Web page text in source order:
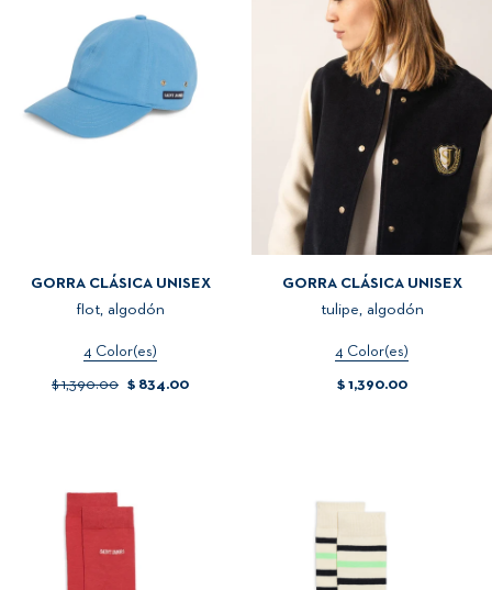
GORRA CLÁSICA UNISEX
flot, algodón
4 Color(es)
$ 1,390.00 $ 834.00
GORRA CLÁSICA UNISEX
tulipe, algodón
4 Color(es)
$ 1,390.00